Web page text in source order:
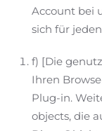
Account bei
sich für
f) [Die
Ihren
Plug-in.
objects, die